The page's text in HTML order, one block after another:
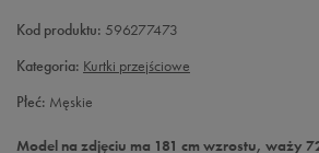
XXL Powiadom o dostępności
Kod produktu: 596277473
Kategoria: Kurtki przejściowe
Płeć: Męskie
Model na zdjęciu ma 181 cm wzrostu, waży